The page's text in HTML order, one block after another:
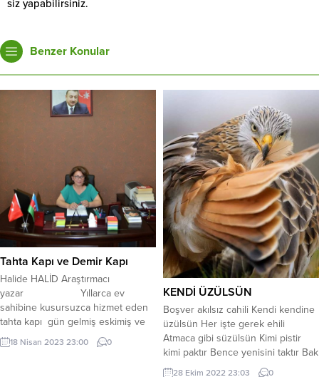
siz yapabilirsiniz.
Benzer Konular
Tahta Kapı ve Demir Kapı
Halide HALİD Araştırmacı
yazar Yıllarca ev
sahibine kusursuzca hizmet eden
tahta kapı gün gelmiş eskimiş ve
bayağa yıpranmış. Bunu farkeden
ev sahibi onu kırarak yerine demir
18 Nisan 2023 23:00 0
KENDİ ÜZÜLSÜN
Boşver akılsız cahili Kendi kendine
üzülsün Her işte gerek ehili
Atmaca gibi süzülsün Kimi pistir
kimi paktır Bence yenisini taktır Bak
bunlara müstahaktır Kervanlar
28 Ekim 2022 23:03 0